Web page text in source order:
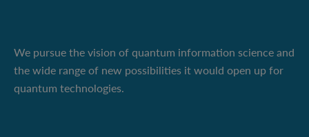
We pursue the vision of quantum information science and
the wide range of new possibilities it would open up for
quantum technologies.